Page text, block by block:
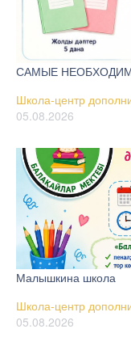
САМЫЕ
Школа-центр
05.08.2026
Малышкина школа
Школа-центр
05.08.2026